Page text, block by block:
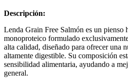
Descripción:
Lenda Grain Free Salmón es un pienso
monoproteico formulado
alta calidad, diseñado para ofrecer una
altamente digestible. Su composición
sensibilidad alimentaria, ayudando a
general.